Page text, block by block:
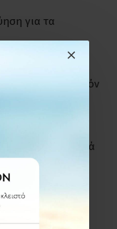
για τα
χώρους γι' αυτόν
καυστικά
προϊόντων.
διατηρήσετε το